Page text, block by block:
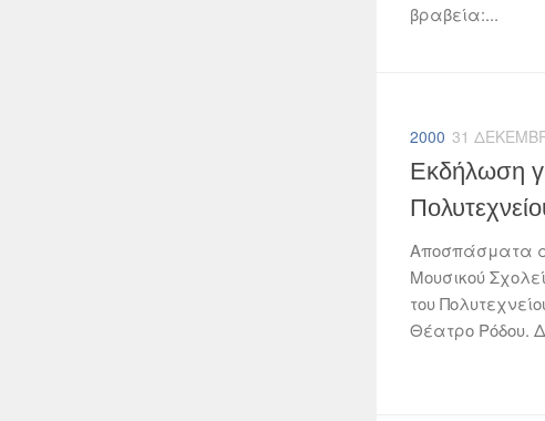
βραβεία:...
2000 31
Εκδήλωση
Αποσπάσματα
Μουσικού
του
Θέατρο Ρόδου.